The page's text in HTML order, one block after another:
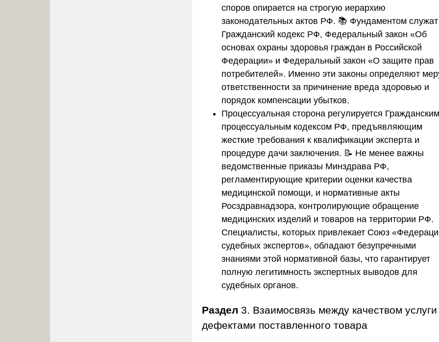
споров опирается на строгую иерархию
законодательных актов РФ. 📚 Фундаментом служат
Гражданский кодекс РФ, Федеральный закон «Об
основах охраны здоровья граждан в Российской
Федерации» и Федеральный закон «О защите прав
потребителей». Именно эти законы определяют
ответственности за причинение вреда здоровью и
порядок компенсации убытков.
Процессуальная сторона регулируется Гражданским
процессуальным кодексом РФ, предъявляющим
жесткие требования к квалификации эксперта и
процедуре дачи заключения. 📝 Не менее важны
ведомственные приказы Минздрава РФ,
регламентирующие критерии оценки качества
медицинской помощи, и нормативные акты
Росздравнадзора, контролирующие обращение
медицинских изделий и товаров на территории РФ.
Специалисты, которых привлекает Союз
судебных экспертов», обладают безупречными
знаниями этой нормативной базы, что гарантирует
полную легитимность экспертных выводов для
судебных органов.
Раздел 3. Взаимосвязь между качеством услуги
дефектами поставленного товара